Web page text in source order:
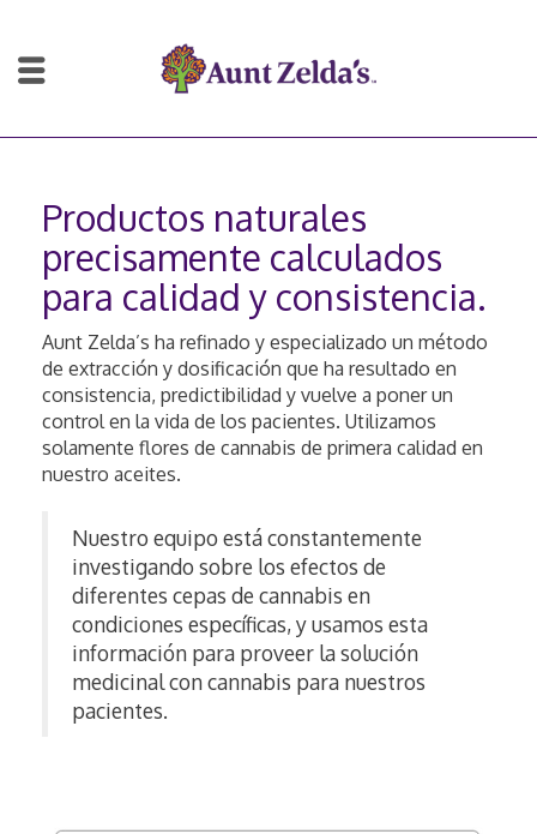
Productos naturales
precisamente calculados
para calidad y consistencia.
Aunt Zelda’s ha refinado y especializado un método
de extracción y dosificación que ha resultado en
consistencia, predictibilidad y vuelve a poner un
control en la vida de los pacientes. Utilizamos
solamente flores de cannabis de primera calidad en
nuestro aceites.
Nuestro equipo está constantemente
investigando sobre los efectos de
diferentes cepas de cannabis en
condiciones específicas, y usamos esta
información para proveer la solución
medicinal con cannabis para nuestros
pacientes.